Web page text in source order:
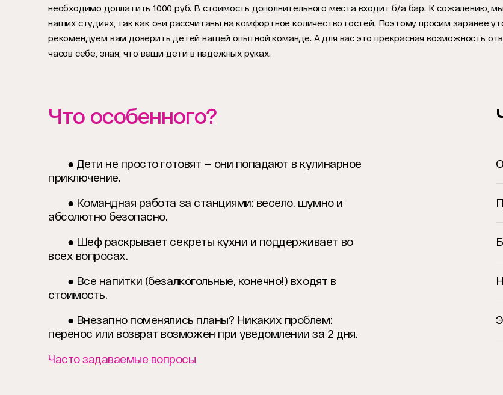
необходимо доплатить 1000 руб. В стоимость дополнительного места входит б/а бар. К
наших студиях, так как они рассчитаны на комфортное количество гостей. Поэтому просим заранее
рекомендуем вам доверить детей нашей опытной команде. А для вас это прекрасная возможность
часов себе, зная, что ваши дети в надежных руках.
Что особенного?
● Дети не просто готовят — они попадают в кулинарное
приключение.
● Командная работа за станциями: весело, шумно и
абсолютно безопасно.
● Шеф раскрывает секреты кухни и поддерживает во
всех вопросах.
● Все напитки (безалкогольные, конечно!) входят в
стоимость.
● Внезапно поменялись планы? Никаких проблем:
перенос или возврат возможен при уведомлении за 2 дня.
Часто задаваемые вопросы